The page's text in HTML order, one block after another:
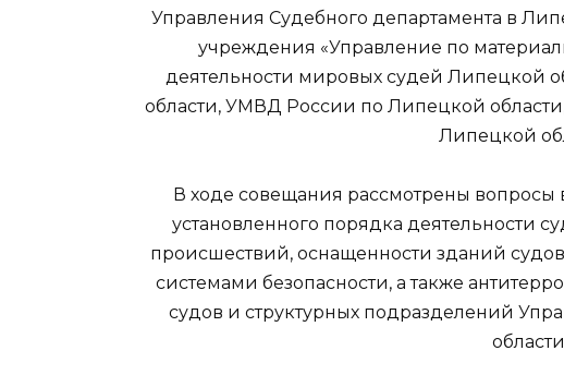
Управления Судебного департамента в
учреждения «Управление по
деятельности мировых судей Липецкой
области, УМВД России по Липецкой
Липецкой
В ходе совещания рассмотрены
установленного порядка деятельности
происшествий, оснащенности зданий
системами безопасности, а также
судов и структурных подразделений